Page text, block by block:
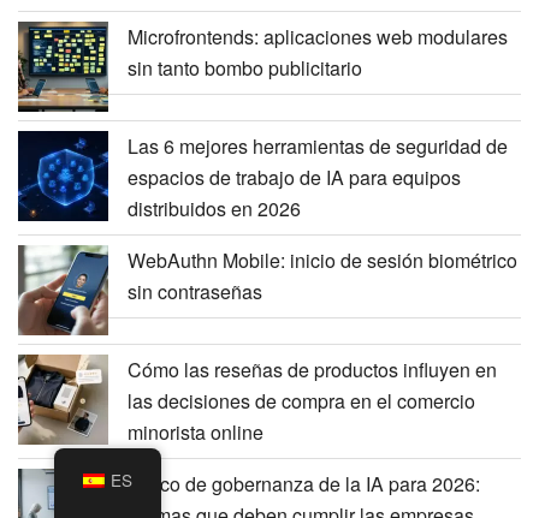
Microfrontends: aplicaciones web modulares
sin tanto bombo publicitario
Las 6 mejores herramientas de seguridad de
espacios de trabajo de IA para equipos
distribuidos en 2026
WebAuthn Mobile: inicio de sesión biométrico
sin contraseñas
Cómo las reseñas de productos influyen en
las decisiones de compra en el comercio
minorista online
Marco de gobernanza de la IA para 2026:
ES